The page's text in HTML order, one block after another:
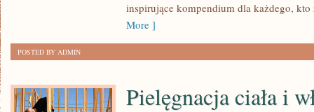
inspirujące kompendium dla każdego, kto
More ]
POSTED BY ADMIN
Pielęgnacja ciała i